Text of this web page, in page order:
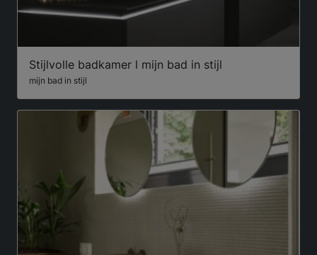
Stijlvolle badkamer l mijn bad in stijl
mijn bad in stijl